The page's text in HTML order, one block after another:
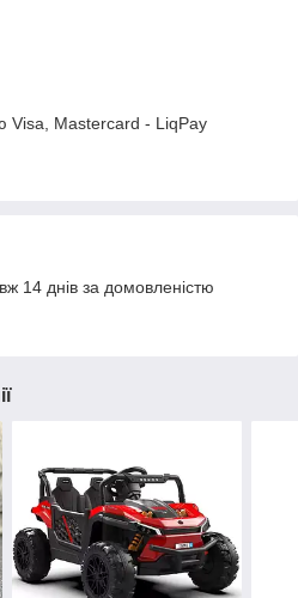
Visa, Mastercard - LiqPay
14 днів за домовленістю